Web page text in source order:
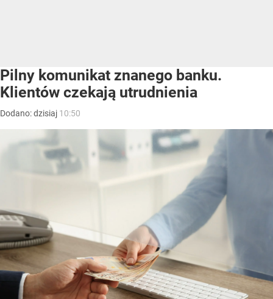
Pilny komunikat znanego banku.
Klientów czekają utrudnienia
Dodano:dzisiaj 10:50